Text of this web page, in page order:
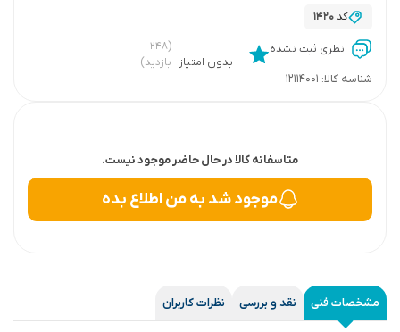
کد1420
نظری ثبت نشده
بدون امتیاز
(۲۴۸
بازدید)
شناسه کالا: 12114001
متاسفانه کالا در حال حاضر موجود نیست.
موجود شد به من اطلاع بده
مشخصات فنی نقد و بررسی نظرات کاربران